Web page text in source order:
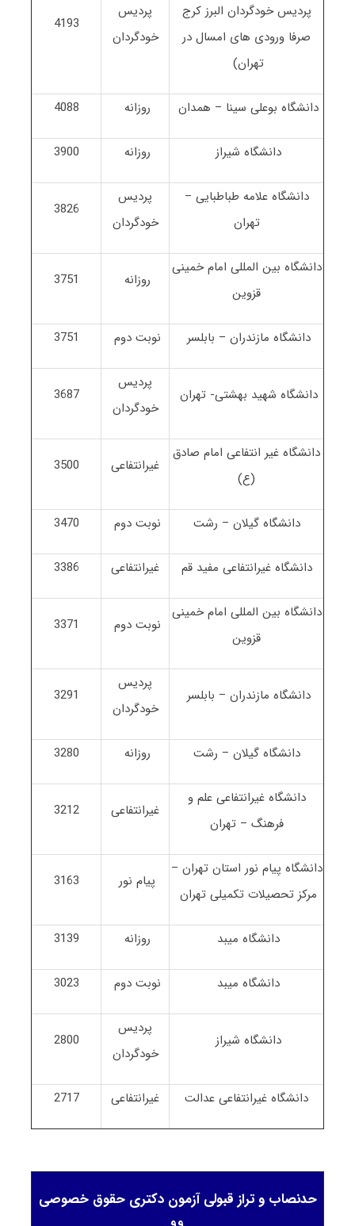
پردیس خودگردان البرز کرج
صرفا ورودی های امسال در
تهران)
پردیس
خودگردان
4193
دانشگاه بوعلی سینا – همدان روزانه 4088
دانشگاه شیراز روزانه 3900
دانشگاه علامه طباطبایی –
تهران
پردیس
خودگردان
3826
دانشگاه بین المللی امام خمینی
قزوین
روزانه 3751
دانشگاه مازندران – بابلسر نوبت دوم 3751
دانشگاه شهید بهشتی- تهران
پردیس
خودگردان
3687
دانشگاه غیر انتفاعی امام صادق
(ع)
غیرانتفاعی 3500
دانشگاه گیلان – رشت نوبت دوم 3470
دانشگاه غیرانتفاعی مفید قم غیرانتفاعی 3386
دانشگاه بین المللی امام خمینی
قزوین
نوبت دوم 3371
دانشگاه مازندران – بابلسر
پردیس
خودگردان
3291
دانشگاه گیلان – رشت روزانه 3280
دانشگاه غیرانتفاعی علم و
فرهنگ – تهران
غیرانتفاعی 3212
دانشگاه پیام نور استان تهران –
مرکز تحصیلات تکمیلی تهران
پیام نور 3163
دانشگاه میبد روزانه 3139
دانشگاه میبد نوبت دوم 3023
دانشگاه شیراز
پردیس
خودگردان
2800
دانشگاه غیرانتفاعی عدالت غیرانتفاعی 2717
حدنصاب و تراز قبولی آزمون دکتری حقوق خصوصی